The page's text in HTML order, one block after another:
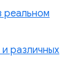
реальном
различных